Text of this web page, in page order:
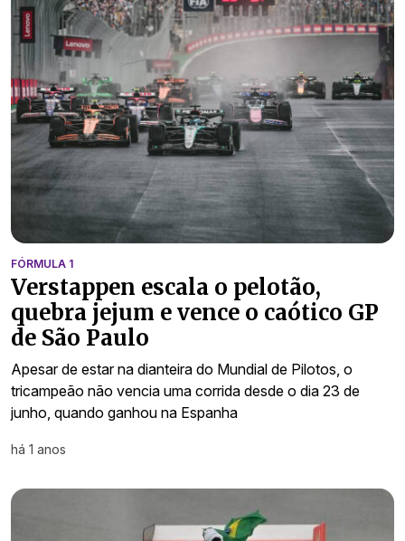
FÓRMULA 1
Verstappen escala o pelotão,
quebra jejum e vence o caótico GP
de São Paulo
Apesar de estar na dianteira do Mundial de Pilotos, o
tricampeão não vencia uma corrida desde o dia 23 de
junho, quando ganhou na Espanha
há 1 anos